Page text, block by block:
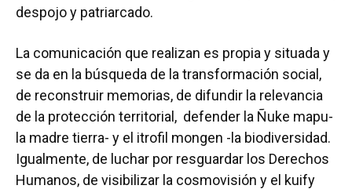
despojo y patriarcado.
La comunicación que realizan es propia y situada y
se da en la búsqueda de la transformación social,
de reconstruir memorias, de difundir la relevancia
de la protección territorial, defender la Ñuke mapu-
la madre tierra- y el itrofil mongen -la biodiversidad.
Igualmente, de luchar por resguardar los Derechos
Humanos, de visibilizar la cosmovisión y el kuify